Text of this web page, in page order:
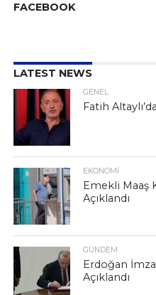
FACEBOOK
LATEST NEWS
GENEL
Fatih
EKONOMI
Emekli Maaş
Açıklandı
GÜNDEM
Erdoğan
Açıklandı